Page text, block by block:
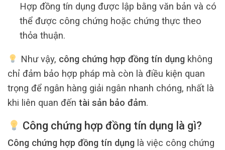
Hợp đồng tín dụng được lập bằng văn bản và có
thể được công chứng hoặc chứng thực theo
thỏa thuận.
Như vậy, công chứng hợp đồng tín dụngkhông
chỉ đảm bảo hợp pháp mà còn là điều kiện quan
trọng để ngân hàng giải ngân nhanh chóng, nhất là
khi liên quan đến tài sản bảo đảm.
Công chứng hợp đồng tín dụng là gì?
Công chứng hợp đồng tín dụng là việc công chứng